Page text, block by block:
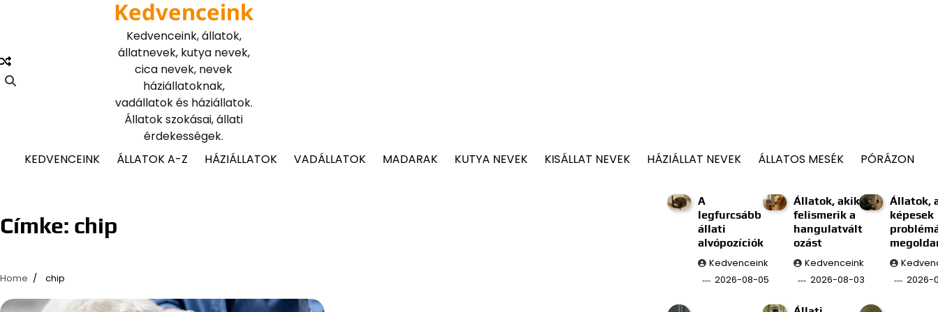
Kedvenceink
Kedvenceink, állatok,
állatnevek, kutya nevek,
cica nevek, nevek
háziállatoknak,
vadállatok és háziállatok.
Állatok szokásai, állati
érdekességek.
KEDVENCEINK
ÁLLATOK A-Z HÁZIÁLLATOK VADÁLLATOK MADARAK KUTYA NEVEK KISÁLLAT NEVEK HÁZIÁLLAT NEVEK ÁLLATOS MESÉK PÓRÁZON
Címke: chip
Home chip
A
legfurcsább
állati
alvópozíciók
Kedvenceink
2026-08-05
Állatok, akik
felismerik a
hangulatvált
ozást
Kedvenceink
2026-08-03
Állatok,
képesek
2026-